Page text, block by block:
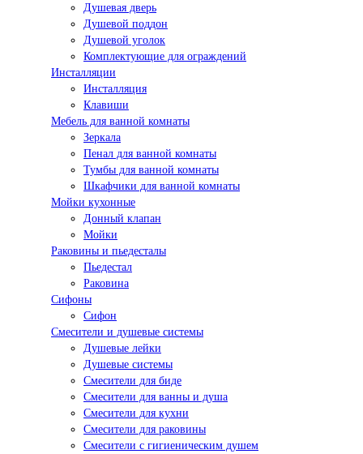
Душевая дверь
Душевой поддон
Душевой уголок
Комплектующие для ограждений
Инсталляции
Инсталляция
Клавиши
Мебель для ванной комнаты
Зеркала
Пенал для ванной комнаты
Тумбы для ванной комнаты
Шкафчики для ванной комнаты
Мойки кухонные
Донный клапан
Мойки
Раковины и пьедесталы
Пьедестал
Раковина
Сифоны
Сифон
Смесители и душевые системы
Душевые лейки
Душевые системы
Смесители для биде
Смесители для ванны и душа
Смесители для кухни
Смесители для раковины
Смесители с гигиеническим душем